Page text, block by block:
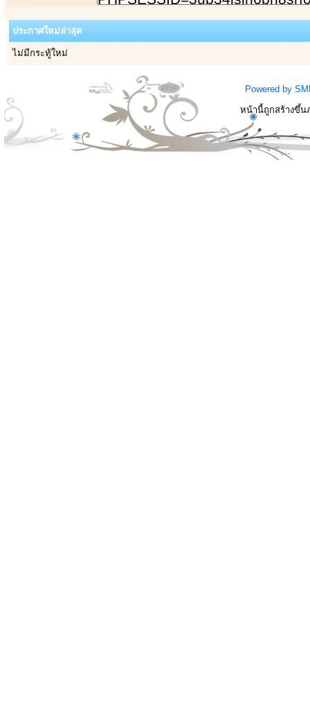
ประกาศใหม่ล่าสุด
ไม่มีกระทู้ใหม่
Powered by
หน้านี้ถูกสร้างขึ้น